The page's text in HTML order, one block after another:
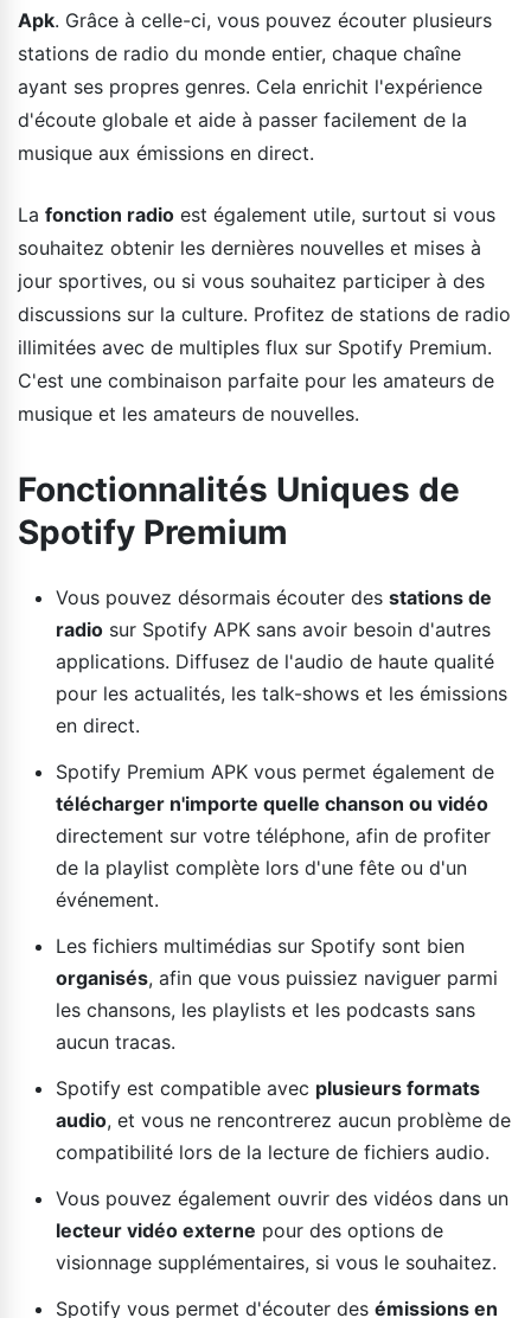
Apk. Grâce à celle-ci, vous pouvez écouter plusieurs
stations de radio du monde entier, chaque chaîne
ayant ses propres genres. Cela enrichit l'expérience
d'écoute globale et aide à passer facilement de la
musique aux émissions en direct.
La fonction radio est également utile, surtout si vous
souhaitez obtenir les dernières nouvelles et mises à
jour sportives, ou si vous souhaitez participer à des
discussions sur la culture. Profitez de stations de radio
illimitées avec de multiples flux sur Spotify Premium.
C'est une combinaison parfaite pour les amateurs de
musique et les amateurs de nouvelles.
Fonctionnalités Uniques de
Spotify Premium
Vous pouvez désormais écouter des stations de
radio sur Spotify APK sans avoir besoin d'autres
applications. Diffusez de l'audio de haute qualité
pour les actualités, les talk-shows et les émissions
en direct.
Spotify Premium APK vous permet également de
télécharger n'importe quelle chanson ou vidéo
directement sur votre téléphone, afin de profiter
de la playlist complète lors d'une fête ou d'un
événement.
Les fichiers multimédias sur Spotify sont bien
organisés, afin que vous puissiez naviguer parmi
les chansons, les playlists et les podcasts sans
aucun tracas.
Spotify est compatible avec plusieurs formats
audio, et vous ne rencontrerez aucun problème de
compatibilité lors de la lecture de fichiers audio.
Vous pouvez également ouvrir des vidéos dans un
lecteur vidéo externe pour des options de
visionnage supplémentaires, si vous le souhaitez.
Spotify vous permet d'écouter des émissions en